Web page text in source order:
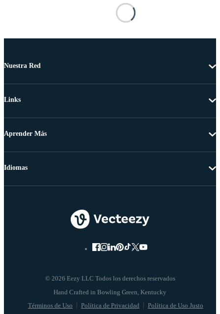
Nuestra Red
Links
Aprender Más
© 2026 Eezy LLC Todos los derechos reservados
Términos de Uso Política de Privacidad Política de Uso Justo
Idiomas